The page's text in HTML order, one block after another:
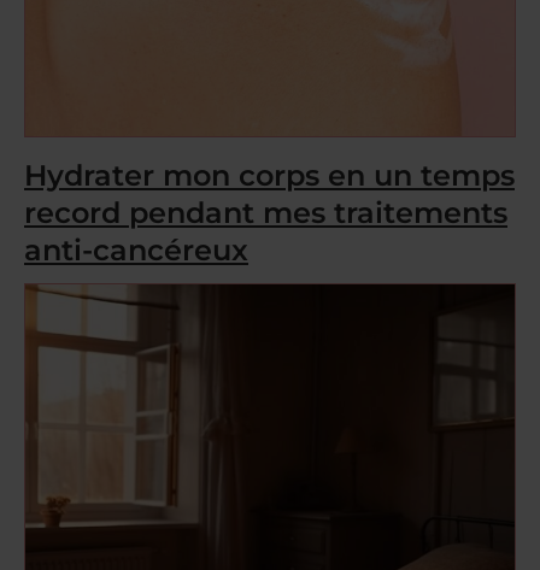
Hydrater mon corps en un temps
record pendant mes traitements
anti-cancéreux